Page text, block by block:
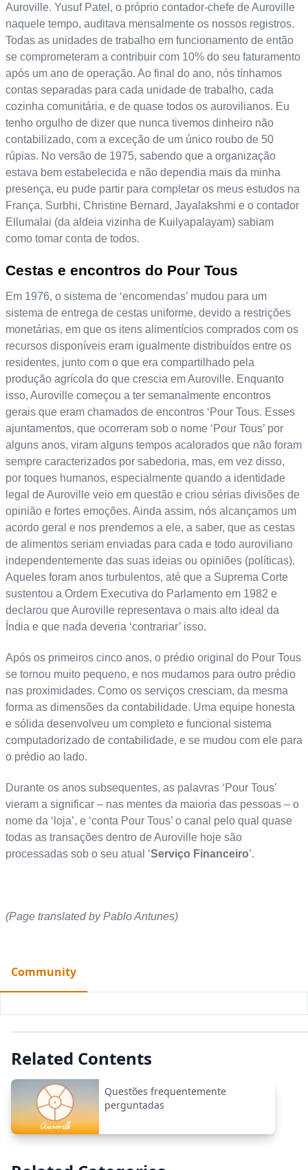
Auroville. Yusuf Patel, o próprio contador-chefe de Auroville
naquele tempo, auditava mensalmente os nossos registros.
Todas as unidades de trabalho em funcionamento de então
se comprometeram a contribuir com 10% do seu faturamento
após um ano de operação. Ao final do ano, nós tínhamos
contas separadas para cada unidade de trabalho, cada
cozinha comunitária, e de quase todos os aurovilianos. Eu
tenho orgulho de dizer que nunca tivemos dinheiro não
contabilizado, com a exceção de um único roubo de 50
rúpias. No versão de 1975, sabendo que a organização
estava bem estabelecida e não dependia mais da minha
presença, eu pude partir para completar os meus estudos na
França. Surbhi, Christine Bernard, Jayalakshmi e o contador
Ellumalai (da aldeia vizinha de Kuilyapalayam) sabiam
como tomar conta de todos.
Cestas e encontros do Pour Tous
Em 1976, o sistema de ‘encomendas’ mudou para um
sistema de entrega de cestas uniforme, devido a restrições
monetárias, em que os itens alimentícios comprados com os
recursos disponíveis eram igualmente distribuídos entre os
residentes, junto com o que era compartilhado pela
produção agrícola do que crescia em Auroville. Enquanto
isso, Auroville começou a ter semanalmente encontros
gerais que eram chamados de encontros ‘Pour Tous. Esses
ajuntamentos, que ocorreram sob o nome ‘Pour Tous’ por
alguns anos, viram alguns tempos acalorados que não foram
sempre caracterizados por sabedoria, mas, em vez disso,
por toques humanos, especialmente quando a identidade
legal de Auroville veio em questão e criou sérias divisões de
opinião e fortes emoções. Ainda assim, nós alcançamos um
acordo geral e nos prendemos a ele, a saber, que as cestas
de alimentos seriam enviadas para cada e todo auroviliano
independentemente das suas ideias ou opiniões (políticas).
Aqueles foram anos turbulentos, até que a Suprema Corte
sustentou a Ordem Executiva do Parlamento em 1982 e
declarou que Auroville representava o mais alto ideal da
Índia e que nada deveria ‘contrariar’ isso.
Após os primeiros cinco anos, o prédio original do Pour Tous
se tornou muito pequeno, e nos mudamos para outro prédio
nas proximidades. Como os serviços cresciam, da mesma
forma as dimensões da contabilidade. Uma equipe honesta
e sólida desenvolveu um completo e funcional sistema
computadorizado de contabilidade, e se mudou com ele para
o prédio ao lado.
Durante os anos subsequentes, as palavras ‘Pour Tous’
vieram a significar – nas mentes da maioria das pessoas – o
nome da ‘loja’, e ‘conta Pour Tous’ o canal pelo qual quase
todas as transações dentro de Auroville hoje são
processadas sob o seu atual ‘Serviço Financeiro’.
(Page translated by Pablo Antunes)
Community
Related Contents
Questões frequentemente
perguntadas